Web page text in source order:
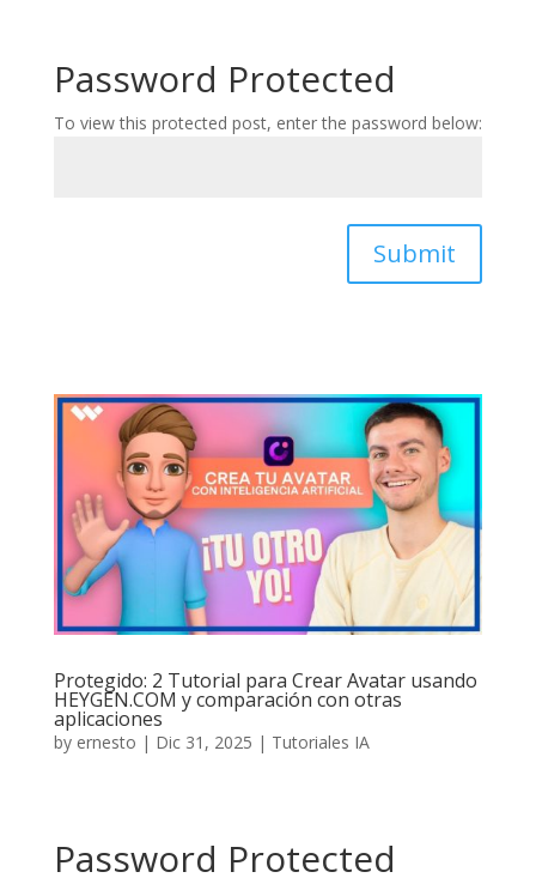
Password Protected
To view this protected post, enter the password below:
Submit
Protegido: 2 Tutorial para Crear Avatar usando
HEYGEN.COM y comparación con otras
aplicaciones
by ernesto | Dic 31, 2025 | Tutoriales IA
Password Protected